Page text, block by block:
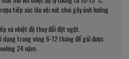
tiếp xúc lâu với nút chai gây ảnh hưởng
và nhiệt độ thay đổi đột ngột.
dụng trong vòng 6-12 tháng để giữ được
24 năm.